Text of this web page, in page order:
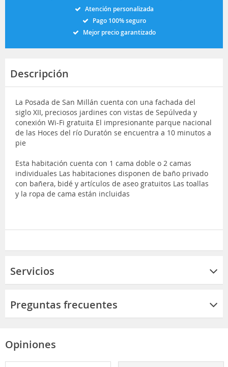
Atención personalizada
Pago 100% seguro
Mejor precio garantizado
Descripción
La Posada de San Millán cuenta con una fachada del
siglo XII, preciosos jardines con vistas de Sepúlveda y
conexión Wi-Fi gratuita El impresionante parque nacional
de las Hoces del río Duratón se encuentra a 10 minutos a
pie
Esta habitación cuenta con 1 cama doble o 2 camas
individuales Las habitaciones disponen de baño privado
con bañera, bidé y artículos de aseo gratuitos Las toallas
y la ropa de cama están incluidas
Servicios
Preguntas frecuentes
Opiniones